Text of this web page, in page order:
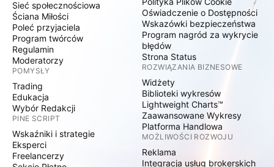
Sieć społecznościowa
Ściana Miłości
Poleć przyjaciela
Program twórców
Regulamin
Moderatorzy
POMYSŁY
Trading
Edukacja
Wybór Redakcji
PINE SCRIPT
Wskaźniki i strategie
Eksperci
Freelancerzy
Oświadczenie o Dostępności
Wskazówki bezpieczeństwa
Program nagród za wykrycie
błędów
Strona Status
ROZWIĄZANIA BIZNESOWE
Widżety
Biblioteki wykresów
Lightweight Charts™
Zaawansowane Wykresy
Platforma Handlowa
MOŻLIWOŚCI ROZWOJU
Reklama
Integracja usług brokerskich